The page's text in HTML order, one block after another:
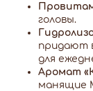
головы.
придают
для
Аромат
манящие